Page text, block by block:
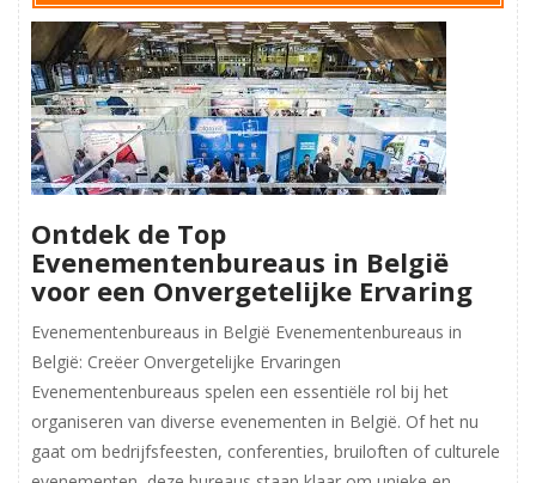
Ontdek de Top
Evenementenbureaus in België
voor een Onvergetelijke Ervaring
Evenementenbureaus in België Evenementenbureaus in
België: Creëer Onvergetelijke Ervaringen
Evenementenbureaus spelen een essentiële rol bij het
organiseren van diverse evenementen in België. Of het nu
gaat om bedrijfsfeesten, conferenties, bruiloften of culturele